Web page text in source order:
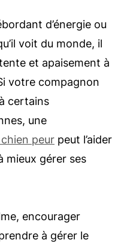
d’énergie ou
voit du monde, il
et apaisement à
votre compagnon
certains
une
peur peut l’aider
mieux gérer ses
encourager
à gérer le